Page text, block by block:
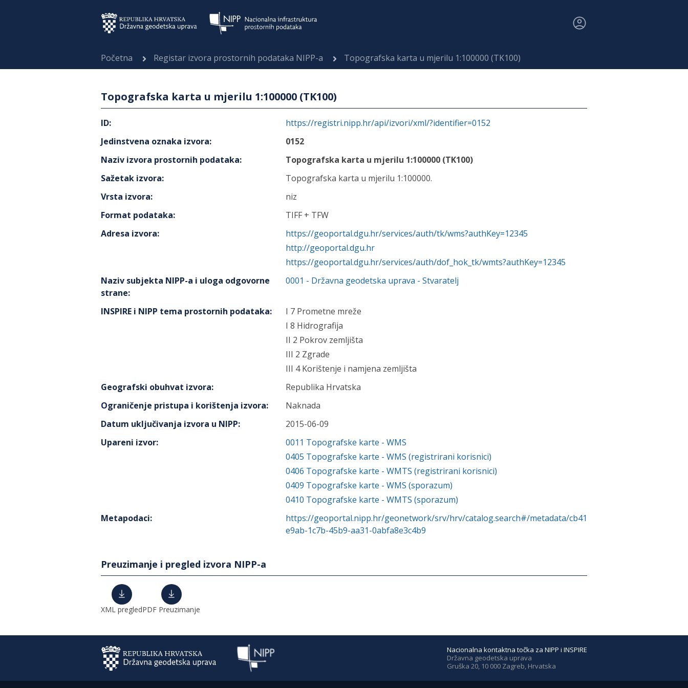
Početna Registar izvora prostornih podataka NIPP-a Topografska karta u mjerilu 1:100000 (TK100)
Topografska karta u mjerilu 1:100000 (TK100)
ID:
https://registri.nipp.hr/api/izvori/xml/?identifier=0152
Jedinstvena oznaka izvora:
0152
Naziv izvora prostornih podataka:
Topografska karta u mjerilu 1:100000 (TK100)
Sažetak izvora:
Topografska karta u mjerilu 1:100000.
Vrsta izvora:
niz
Format podataka:
TIFF + TFW
Adresa izvora:
https://geoportal.dgu.hr/services/auth/tk/wms?authKey=12345
http://geoportal.dgu.hr
https://geoportal.dgu.hr/services/auth/dof_hok_tk/wmts?authKey=12345
Naziv subjekta NIPP-a i uloga odgovorne
strane:
0001 - Državna geodetska uprava - Stvaratelj
INSPIRE i NIPP tema prostornih podataka:
I 7 Prometne mreže
I 8 Hidrografija
II 2 Pokrov zemljišta
III 2 Zgrade
III 4 Korištenje i namjena zemljišta
Geografski obuhvat izvora:
Republika Hrvatska
Ograničenje pristupa i korištenja izvora:
Naknada
Datum uključivanja izvora u NIPP:
2015-06-09
Upareni izvor: 0011 Topografske karte - WMS
0405 Topografske karte - WMS (registrirani korisnici)
0406 Topografske karte - WMTS (registrirani korisnici)
0409 Topografske karte - WMS (sporazum)
0410 Topografske karte - WMTS (sporazum)
Metapodaci:
https://geoportal.nipp.hr/geonetwork/srv/hrv/catalog.search#/metadata/cb41
e9ab-1c7b-45b9-aa31-0abfa8e3c4b9
Preuzimanje i pregled izvora NIPP-a
XML pregledPDF Preuzimanje
Nacionalna kontaktna točka za NIPP i INSPIRE
Državna geodetska uprava
Gruška 20, 10 000 Zagreb, Hrvatska